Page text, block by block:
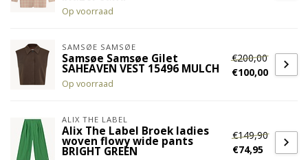
Op voorraad
SAMSØE SAMSØE
Samsøe Samsøe Gilet
SAHEAVEN VEST 15496 MULCH
Op voorraad
€200,00
€100,00
ALIX THE LABEL
Alix The Label Broek ladies
woven flowy wide pants
BRIGHT GREEN
€149,90
€74,95